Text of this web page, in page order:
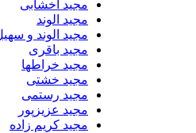
مجید اخشابی
مجید الوند‎
مجید الوند و سهیل صداقت
مجید باقری
مجید خراطها
مجید خشتی
مجید رستمی
مجید عزیزپور
مجید کریم زاده